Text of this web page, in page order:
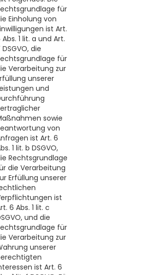
für
Einholung von
ist Art.
Abs. 1 lit. a und Art.
DSGVO, die
für
Verarbeitung zur
unserer
und
sowie
von
ist Art. 6
1 lit. b DSGVO,
Rechtsgrundlage
die Verarbeitung
Erfüllung unserer
ist
6 Abs. 1 lit. c
und die
für
Verarbeitung zur
unserer
ist Art. 6